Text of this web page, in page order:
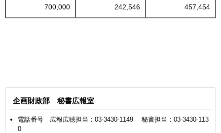
700,000
242,546 457,454
企画財政部 秘書広報室
電話番号 広報広聴担当：03-3430-1149 秘書担当：03-3430-113
0